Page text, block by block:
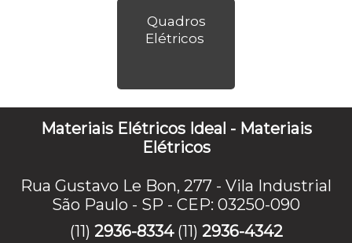
Quadros
Elétricos
Materiais Elétricos Ideal - Materiais
Elétricos
Rua Gustavo Le Bon, 277 - Vila Industrial
São Paulo - SP - CEP: 03250-090
(11) 2936-8334 (11) 2936-4342